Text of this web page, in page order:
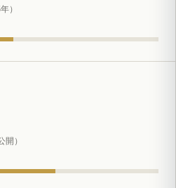
）
）